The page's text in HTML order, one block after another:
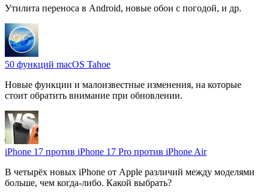
Утилита переноса в Android, новые обои с погодой, и др.
50 функций macOS Tahoe
Новые функции и малоизвестные изменения, на которые
стоит обратить внимание при обновлении.
iPhone 17 против iPhone 17 Pro против iPhone Air
В четырёх новых iPhone от Apple различий между моделями
больше, чем когда-либо. Какой выбрать?